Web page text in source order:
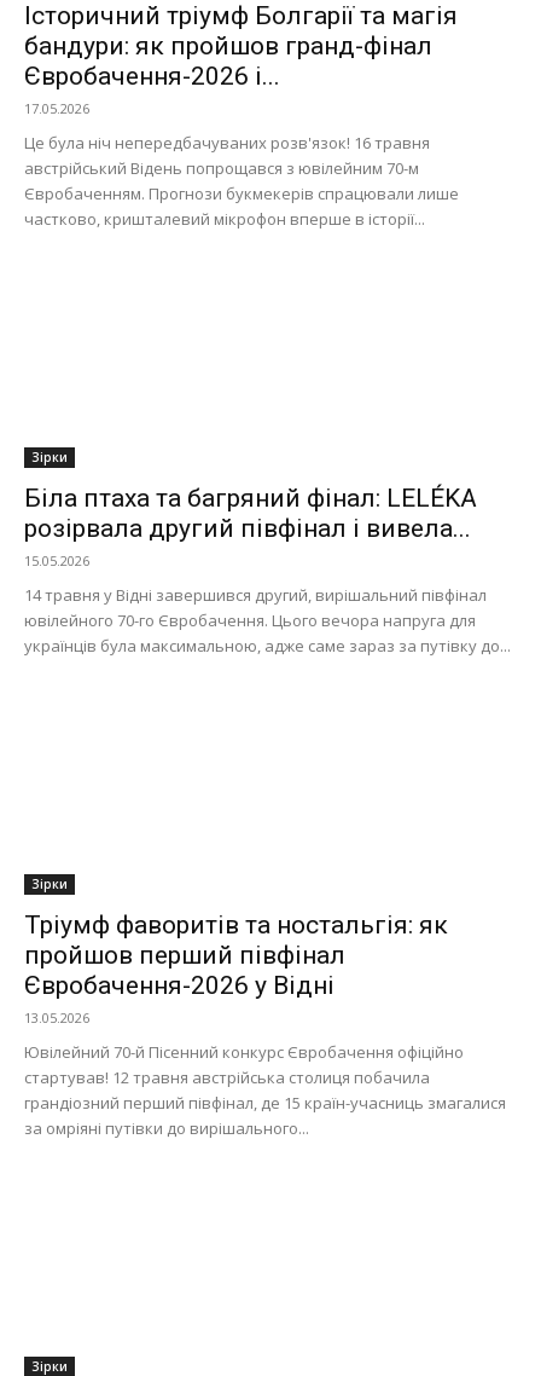
Історичний тріумф Болгарії та магія
бандури: як пройшов гранд-фінал
Євробачення-2026 і...
17.05.2026
Це була ніч непередбачуваних розв'язок! 16 травня
австрійський Відень попрощався з ювілейним 70-м
Євробаченням. Прогнози букмекерів спрацювали лише
частково, кришталевий мікрофон вперше в історії...
Зірки
Біла птаха та багряний фінал: LELÉKA
розірвала другий півфінал і вивела...
15.05.2026
14 травня у Відні завершився другий, вирішальний півфінал
ювілейного 70-го Євробачення. Цього вечора напруга для
українців була максимальною, адже саме зараз за путівку до...
Зірки
Тріумф фаворитів та ностальгія: як
пройшов перший півфінал
Євробачення-2026 у Відні
13.05.2026
Ювілейний 70-й Пісенний конкурс Євробачення офіційно
стартував! 12 травня австрійська столиця побачила
грандіозний перший півфінал, де 15 країн-учасниць змагалися
за омріяні путівки до вирішального...
Зірки